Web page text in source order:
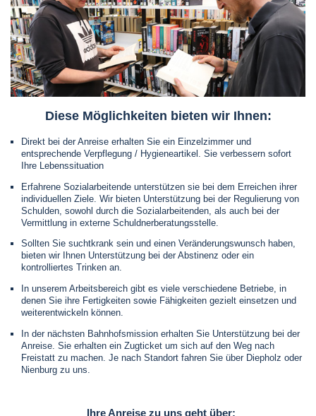
Diese Möglichkeiten bieten wir Ihnen:
Direkt bei der Anreise erhalten Sie ein Einzelzimmer und
entsprechende Verpflegung / Hygieneartikel. Sie verbessern sofort
Ihre Lebenssituation
Erfahrene Sozialarbeitende unterstützen sie bei dem Erreichen ihrer
individuellen Ziele. Wir bieten Unterstützung bei der Regulierung von
Schulden, sowohl durch die Sozialarbeitenden, als auch bei der
Vermittlung in externe Schuldnerberatungsstelle.
Sollten Sie suchtkrank sein und einen Veränderungswunsch haben,
bieten wir Ihnen Unterstützung bei der Abstinenz oder ein
kontrolliertes Trinken an.
In unserem Arbeitsbereich gibt es viele verschiedene Betriebe, in
denen Sie ihre Fertigkeiten sowie Fähigkeiten gezielt einsetzen und
weiterentwickeln können.
In der nächsten Bahnhofsmission erhalten Sie Unterstützung bei der
Anreise. Sie erhalten ein Zugticket um sich auf den Weg nach
Freistatt zu machen. Je nach Standort fahren Sie über Diepholz oder
Nienburg zu uns.
Ihre Anreise zu uns geht über: